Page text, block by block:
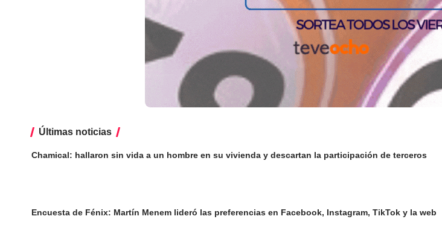
Últimas noticias
Chamical: hallaron sin vida a un hombre en su vivienda y descartan la participación de terceros
Encuesta de Fénix: Martín Menem lideró las preferencias en Facebook, Instagram, TikTok y la web